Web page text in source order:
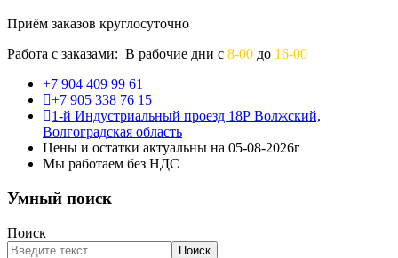
Приём заказов круглосуточно
Работа с заказами: В рабочие дни с 8-00 до 16-00
+7 904 409 99 61
+7 905 338 76 15
1-й Индустриальный проезд 18Р Волжский,
Волгоградская область
Цены и остатки актуальны на 05-08-2026г
Мы работаем без НДС
Умный поиск
Поиск
Поиск